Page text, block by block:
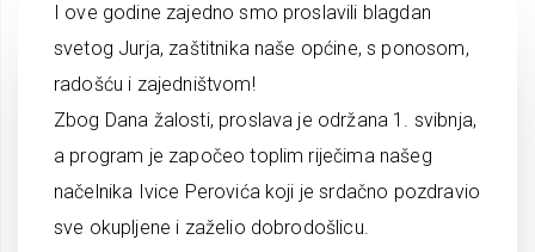
I ove godine zajedno smo proslavili blagdan
svetog Jurja, zaštitnika naše općine, s ponosom,
radošću i zajedništvom!
Zbog Dana žalosti, proslava je održana 1. svibnja,
a program je započeo toplim riječima našeg
načelnika Ivice Perovića koji je srdačno pozdravio
sve okupljene i zaželio dobrodošlicu.